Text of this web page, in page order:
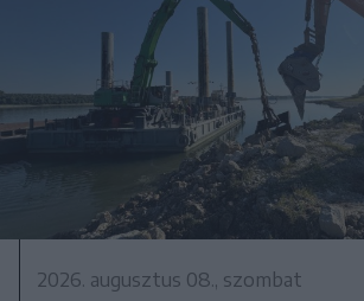
2026. augusztus 08., szombat